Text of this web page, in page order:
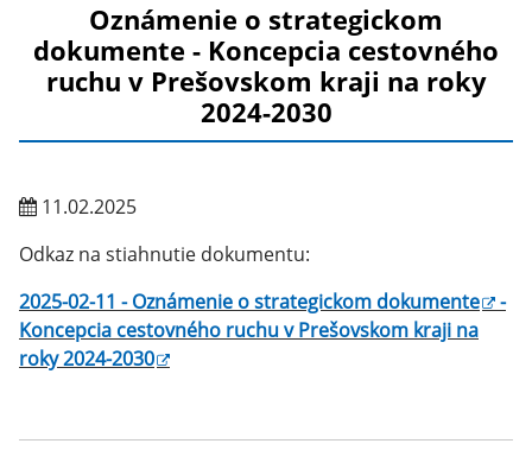
Oznámenie o strategickom
dokumente - Koncepcia cestovného
ruchu v Prešovskom kraji na roky
2024-2030
11.02.2025
Odkaz na stiahnutie dokumentu:
2025-02-11 - Oznámenie o strategickom dokumente
-
Koncepcia cestovného ruchu v Prešovskom kraji na
roky 2024-2030